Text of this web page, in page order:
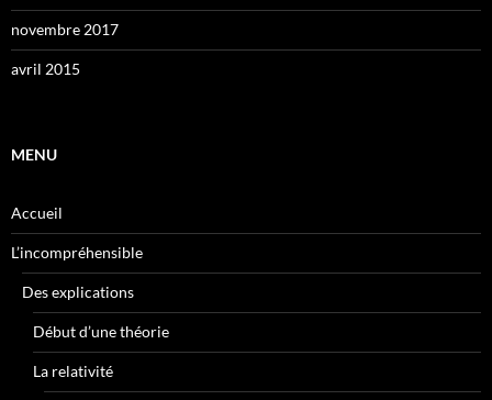
novembre 2017
avril 2015
MENU
Accueil
L’incompréhensible
Des explications
Début d’une théorie
La relativité